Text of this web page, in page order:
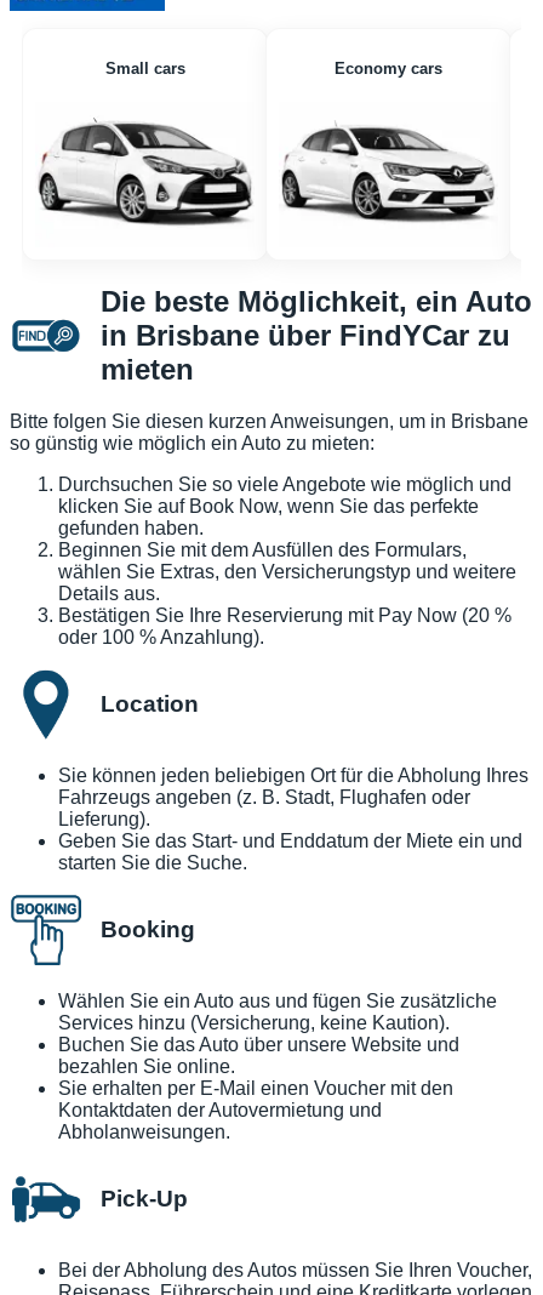
Small cars Economy cars
Die beste Möglichkeit, ein Auto
in Brisbane über FindYCar zu
mieten
Bitte folgen Sie diesen kurzen Anweisungen, um in Brisbane
so günstig wie möglich ein Auto zu mieten:
Durchsuchen Sie so viele Angebote wie möglich und
klicken Sie auf Book Now, wenn Sie das perfekte
gefunden haben.
Beginnen Sie mit dem Ausfüllen des Formulars,
wählen Sie Extras, den Versicherungstyp und weitere
Details aus.
Bestätigen Sie Ihre Reservierung mit Pay Now (20 %
oder 100 % Anzahlung).
Location
Sie können jeden beliebigen Ort für die Abholung Ihres
Fahrzeugs angeben (z. B. Stadt, Flughafen oder
Lieferung).
Geben Sie das Start- und Enddatum der Miete ein und
starten Sie die Suche.
Booking
Wählen Sie ein Auto aus und fügen Sie zusätzliche
Services hinzu (Versicherung, keine Kaution).
Buchen Sie das Auto über unsere Website und
bezahlen Sie online.
Sie erhalten per E-Mail einen Voucher mit den
Kontaktdaten der Autovermietung und
Abholanweisungen.
Pick-Up
Bei der Abholung des Autos müssen Sie Ihren Voucher,